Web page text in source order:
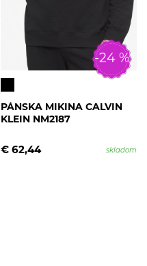
-24 %
PÁNSKA MIKINA CALVIN
KLEIN NM2187
€ 62,44 skladom